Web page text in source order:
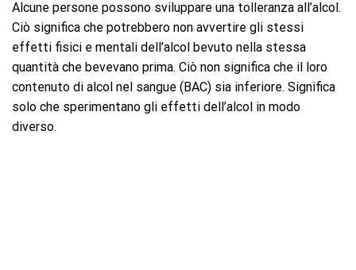
Alcune persone possono sviluppare una tolleranza all’alcol.
Ciò significa che potrebbero non avvertire gli stessi
effetti fisici e mentali dell’alcol bevuto nella stessa
quantità che bevevano prima. Ciò non significa che il loro
contenuto di alcol nel sangue (BAC) sia inferiore. Significa
solo che sperimentano gli effetti dell’alcol in modo
diverso.